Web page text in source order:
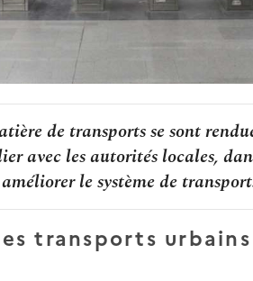
de transports se sont
avec les autorités locales,
le système de
transports